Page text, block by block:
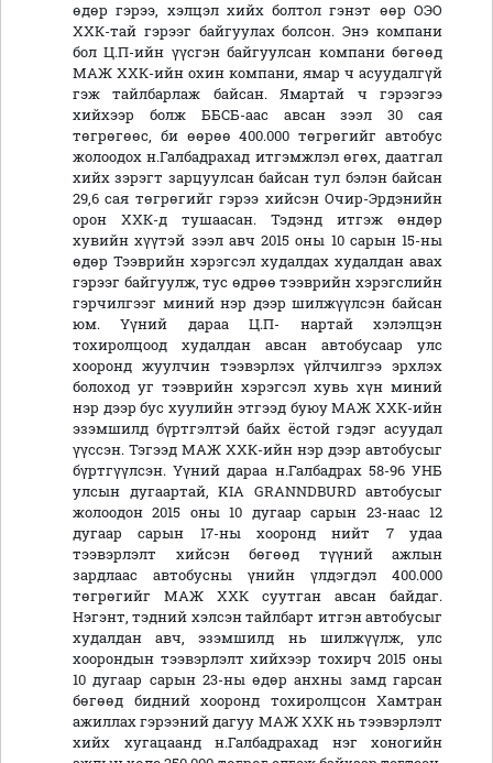
өдөр гэрээ, хэлцэл хийх болтол гэнэт өөр ОЭО
ХХК-тай гэрээг байгуулах болсон. Энэ компани
бол Ц.П-ийн үүсгэн байгуулсан компани бөгөөд
МАЖ ХХК-ийн охин компани, ямар ч асуудалгүй
гэж тайлбарлаж байсан. Ямартай ч гэрээгээ
хийхээр болж ББСБ-аас авсан зээл 30 сая
төгрөгөөс, би өөрөө 400.000 төгрөгийг автобус
жолоодох н.Галбадрахад итгэмжлэл өгөх, даатгал
хийх зэрэгт зарцуулсан байсан тул бэлэн байсан
29,6 сая төгрөгийг гэрээ хийсэн Очир-Эрдэнийн
орон ХХК-д тушаасан. Тэдэнд итгэж өндөр
хувийн хүүтэй зээл авч 2015 оны 10 сарын 15-ны
өдөр Тээврийн хэрэгсэл худалдах худалдан авах
гэрээг байгуулж, тус өдрөө тээврийн хэрэгслийн
гэрчилгээг миний нэр дээр шилжүүлсэн байсан
юм. Үүний дараа Ц.П- нартай хэлэлцэн
тохиролцоод худалдан авсан автобусаар улс
хооронд жуулчин тээвэрлэх үйлчилгээ эрхлэх
болоход уг тээврийн хэрэгсэл хувь хүн миний
нэр дээр бус хуулийн этгээд буюу МАЖ ХХК-ийн
эзэмшилд бүртгэлтэй байх ёстой гэдэг асуудал
үүссэн. Тэгээд МАЖ ХХК-ийн нэр дээр автобусыг
бүртгүүлсэн. Үүний дараа н.Галбадрах 58-96 УНБ
улсын дугаартай, KIA GRANNDBURD автобусыг
жолоодон 2015 оны 10 дугаар сарын 23-наас 12
дугаар сарын 17-ны хооронд нийт 7 удаа
тээвэрлэлт хийсэн бөгөөд түүний ажлын
зардлаас автобусны үнийн үлдэгдэл 400.000
төгрөгийг МАЖ ХХК суутган авсан байдаг.
Нэгэнт, тэдний хэлсэн тайлбарт итгэн автобусыг
худалдан авч, эзэмшилд нь шилжүүлж, улс
хоорондын тээвэрлэлт хийхээр тохирч 2015 оны
10 дугаар сарын 23-ны өдөр анхны замд гарсан
бөгөөд бидний хооронд тохиролцсон Хамтран
ажиллах гэрээний дагуу МАЖ ХХК нь тээвэрлэлт
хийх хугацаанд н.Галбадрахад нэг хоногийн